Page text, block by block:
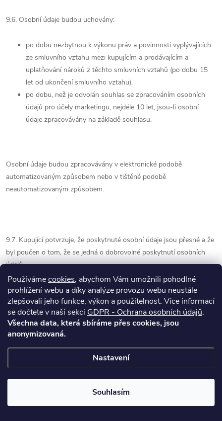
Používámecookies, abychom Vám umožnili pohodlné
prohlížení webu a díky analýze provozu webu neustále
zlepšovali jeho funkce, výkon a použitelnost. Více informací
se dočtete v naší sekci GDPR - Ochrana osobních údajů.
Všechna data, která sbíráme přes cookies, jsou
anonymizovaná.
Nastavení
Souhlasím
9.6. Osobní údaje budou uchovány:
po dobu nezbytnou k výkonu práv a povinností vyplývajících
ze smluvního vztahu mezi kupujícím a prodávajícím a
uplatňování nároků z těchto smluvních vztahů (po dobu 15
let od ukončení smluvního vztahu).
po dobu, než je odvolán souhlas se zpracováním osobních
údajů pro účely marketingu, nejdéle 10 let, jsou-li osobní
údaje zpracovávány na základě souhlasu.
Osobní údaje budou zpracovávány v elektronické podobě
automatizovaným způsobem nebo v tištěné podobě
neautomatizovaným způsobem.
9.7. Kupující potvrzuje, že poskytnuté osobní údaje jsou přesné a že
byl poučen o tom, že se jedná o dobrovolné poskytnutí osobních
údajů.
9.8. V případě, že by se kupující domníval, že prodávající nebo
zpracovatel (čl. 9.5) provádí zpracování jeho osobních údajů, které je
v rozporu s ochranou soukromého a osobního života kupujícího
nebo v rozporu se zákonem, zejména jsou-li osobní údaje nepřesné
s ohledem na účel jejich zpracování, může:
9.8.2. požadovat, aby prodávající nebo zpracovatel odstranil